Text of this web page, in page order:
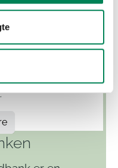
som et
der ønsker at
er en
for alle, der
interesseret i